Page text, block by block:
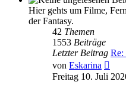
Hier gehts um Filme,
der Fantasy.
42 Themen
1553 Beiträge
Letzter Beitrag Re:
von Eskarina
Freitag 10. Juli